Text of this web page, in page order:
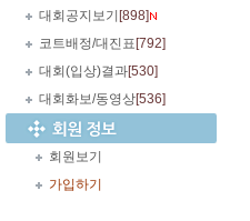
대회공지보기 [898]
코트배정/대진표 [792]
대회(입상)결과[530]
대회화보/동영상[536]
회원보기
가입하기